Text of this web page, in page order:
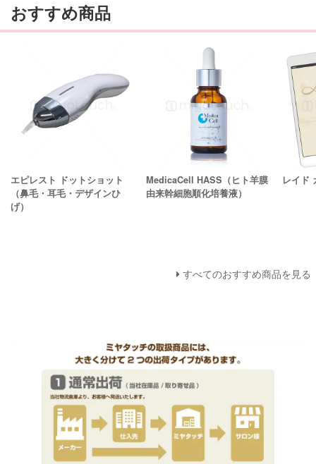
おすすめ商品
エピレスト ドットショット
（鼻毛・耳毛・デザインひ
げ）
MedicaCell HASS（ヒト羊膜
由来幹細胞順化培養液）
レイド
すべてのおすすめ商品を見る